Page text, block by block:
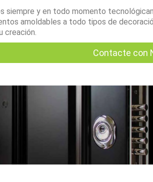
siempre y en todo momento
amoldables a todo tipos de
creación.
Contacte con